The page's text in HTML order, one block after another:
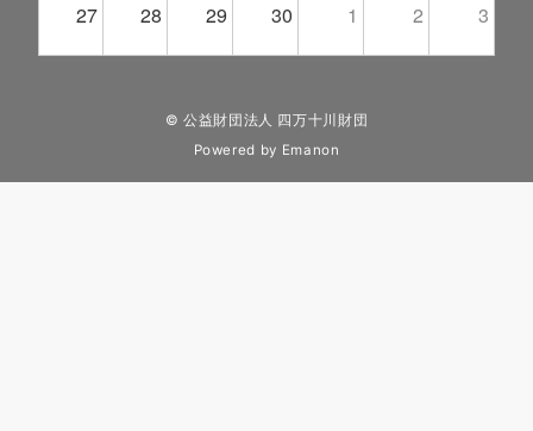
27 28 29 30 1 2 3
© 公益財団法人 四万十川財団
Powered by Emanon